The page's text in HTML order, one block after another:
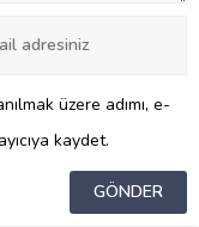
üzere adımı, e-
kaydet.